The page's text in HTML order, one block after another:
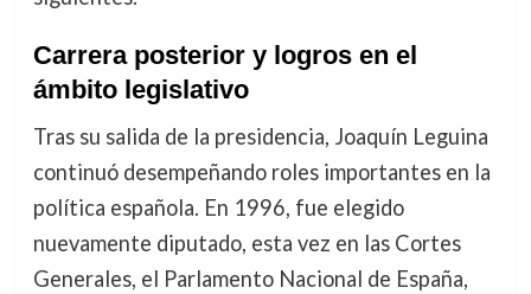
Carrera posterior y logros en el
ámbito legislativo
Tras su salida de la presidencia, Joaquín Leguina
continuó desempeñando roles importantes en la
política española. En 1996, fue elegido
nuevamente diputado, esta vez en las Cortes
Generales, el Parlamento Nacional de España,